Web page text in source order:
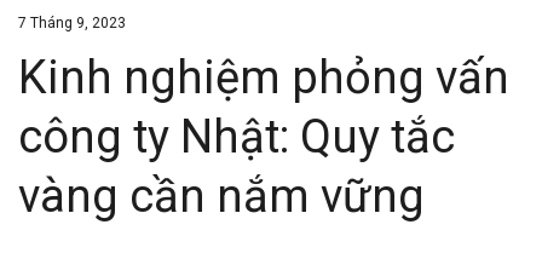
7 Tháng 9, 2023
Kinh nghiệm phỏng vấn
công ty Nhật: Quy tắc
vàng cần nắm vững